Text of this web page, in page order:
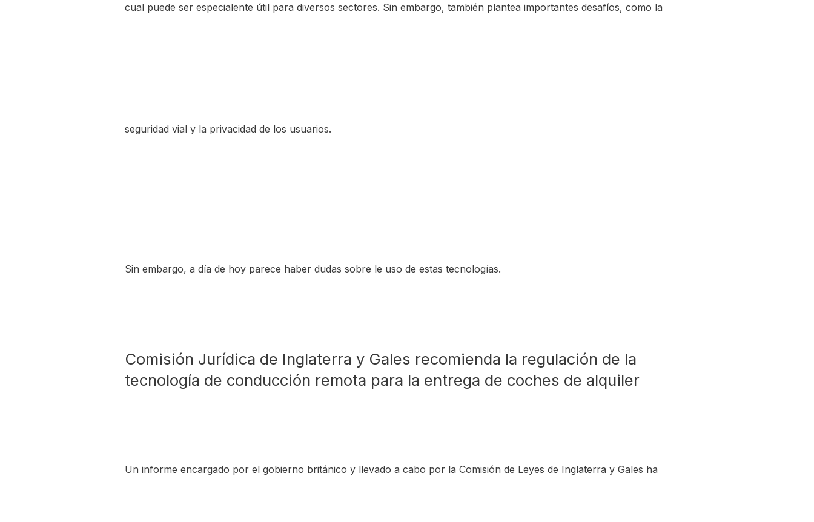
cual puede ser especialente útil para diversos sectores. Sin embargo, también plantea importantes desafíos, como la
seguridad vial y la privacidad de los usuarios.
Sin embargo, a día de hoy parece haber dudas sobre le uso de estas tecnologías.
Comisión Jurídica de Inglaterra y Gales recomienda la regulación de la
tecnología de conducción remota para la entrega de coches de alquiler
Un informe encargado por el gobierno británico y llevado a cabo por la Comisión de Leyes de Inglaterra y Gales ha